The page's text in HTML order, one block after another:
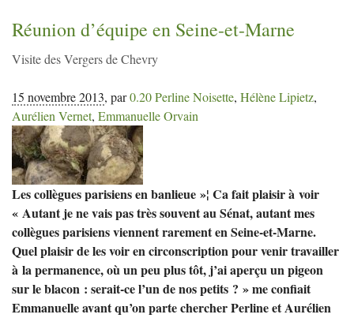
Réunion d’équipe en Seine-et-Marne
Visite des Vergers de Chevry
15 novembre 2013, par0.20 Perline Noisette, Hélène Lipietz,
Aurélien Vernet, Emmanuelle Orvain
Les collègues parisiens en banlieue »¦ Ca fait plaisir à voir
« Autant je ne vais pas très souvent au Sénat, autant mes
collègues parisiens viennent rarement en Seine-et-Marne.
Quel plaisir de les voir en circonscription pour venir travailler
à la permanence, où un peu plus tôt, j’ai aperçu un pigeon
sur le blacon : serait-ce l’un de nos petits ? » me confiait
Emmanuelle avant qu’on parte chercher Perline et Aurélien